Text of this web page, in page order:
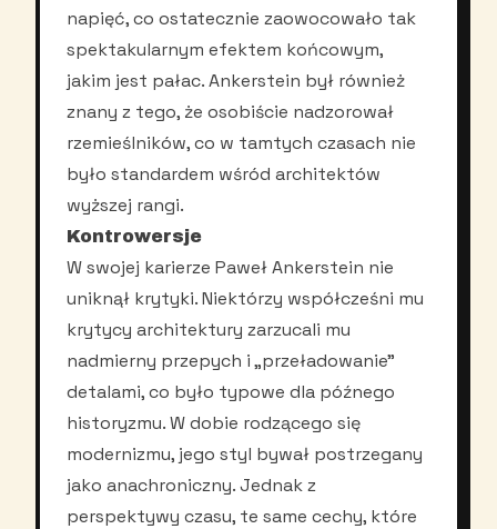
napięć, co ostatecznie zaowocowało tak
spektakularnym efektem końcowym,
jakim jest pałac. Ankerstein był również
znany z tego, że osobiście nadzorował
rzemieślników, co w tamtych czasach nie
było standardem wśród architektów
wyższej rangi.
Kontrowersje
W swojej karierze Paweł Ankerstein nie
uniknął krytyki. Niektórzy współcześni mu
krytycy architektury zarzucali mu
nadmierny przepych i „przeładowanie”
detalami, co było typowe dla późnego
historyzmu. W dobie rodzącego się
modernizmu, jego styl bywał postrzegany
jako anachroniczny. Jednak z
perspektywy czasu, te same cechy, które